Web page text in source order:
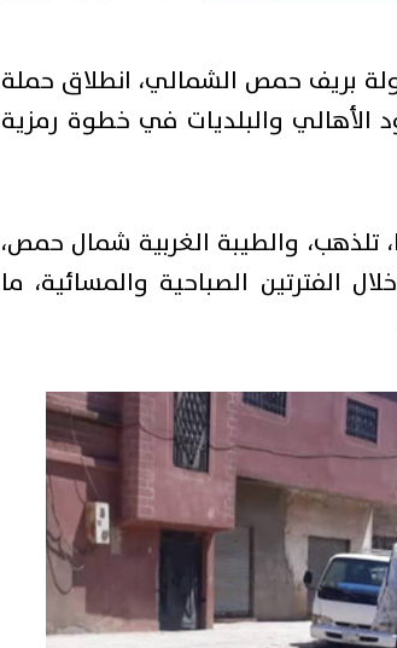
بريف حمص الشمالي، انطلاق حملة
والبلديات في خطوة رمزية
تلذهب، والطيبة الغربية شمال حمص،
الفترتين الصباحية والمسائية، ما